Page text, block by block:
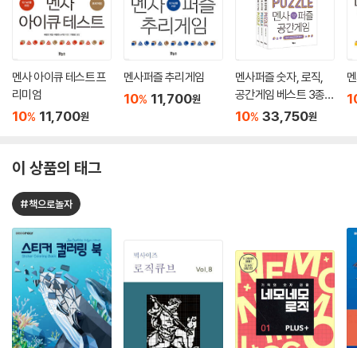
멘사 아이큐 테스트 프
리미엄
10% 11,700원
멘사퍼즐 추리게임
10% 11,700원
멘사퍼즐 숫자, 로직,
공간게임 베스트 3종
세트
10% 33,750원
이 상품의 태그
#책으로놀자